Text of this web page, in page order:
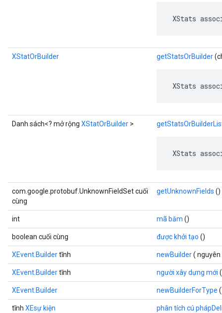
XStats
XStatOrBuilder getStatsOrBuilder
XStats
Danh sách<? mở rộng XStatOrBuilder >
XStats
com.google.protobuf.UnknownFieldSet cuối
cùng
getUnknownFields ()
int mã băm ()
boolean cuối cùng được khởi tạo ()
XEvent.Buildertĩnh newBuilder(
XEvent.Buildertĩnh người xây dựng mới
XEvent.Builder newBuilderForType
tĩnh XEsự kiện phân tích cú